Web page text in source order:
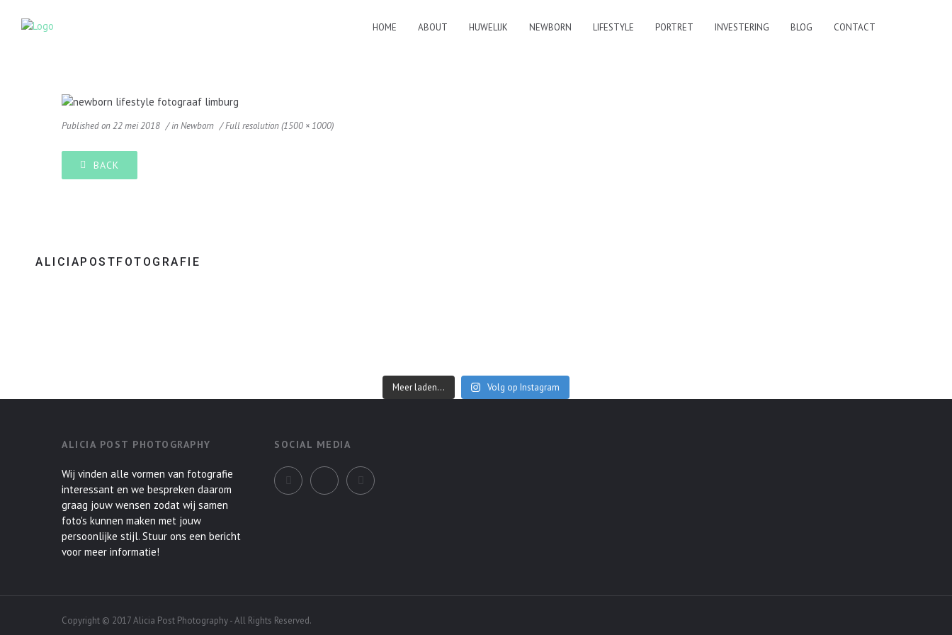
HOME ABOUT HUWELIJK NEWBORN LIFESTYLE PORTRET INVESTERING BLOG CONTACT
Published on22 mei 2018 inNewborn Full resolution (1500 × 1000)
BACK
ALICIAPOSTFOTOGRAFIE
Meer laden... Volg op Instagram
ALICIA POST PHOTOGRAPHY
Wij vinden alle vormen van fotografie
interessant en we bespreken daarom
graag jouw wensen zodat wij samen
foto's kunnen maken met jouw
persoonlijke stijl. Stuur ons een bericht
voor meer informatie!
SOCIAL MEDIA
Copyright © 2017 Alicia Post Photography - All Rights Reserved.